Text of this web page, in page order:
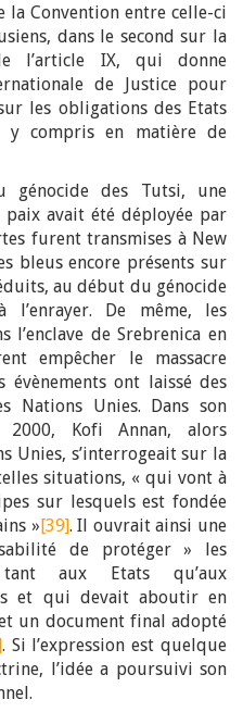
la Convention entre celle-ci
dans le second sur la
l’article IX, qui donne
de Justice pour
les obligations des Etats
compris en matière de
génocide des Tutsi, une
avait été déployée par
furent transmises à New
bleus encore présents sur
au début du génocide
De même, les
l’enclave de Srebrenica en
empêcher le massacre
ont laissé des
Nations Unies. Dans son
Kofi Annan, alors
Unies, s’interrogeait sur la
situations, « qui vont à
sur lesquels est fondée
»[39]. Il ouvrait ainsi une
de protéger » les
tant aux Etats qu’aux
et qui devait aboutir en
un document final adopté
. Si l’expression est quelque
l’idée a poursuivi son